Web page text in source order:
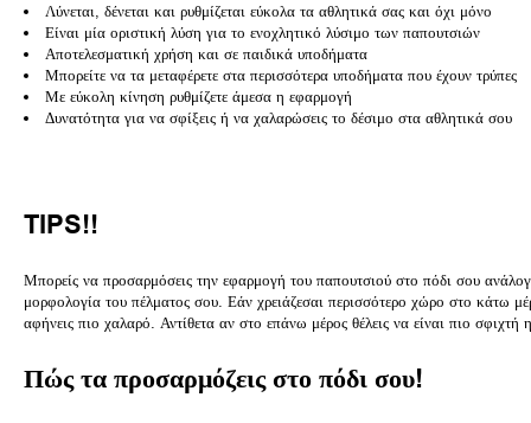
Λύνεται, δένεται και ρυθμίζεται εύκολα τα αθλητικά σας και όχι μόνο
Είναι μία οριστική λύση για το ενοχλητικό λύσιμο των παπουτσιών
Αποτελεσματική χρήση και σε παιδικά υποδήματα
Μπορείτε να τα μεταφέρετε στα περισσότερα υποδήματα που έχουν τρύπες
Με εύκολη κίνηση ρυθμίζετε άμεσα η εφαρμογή
Δυνατότητα για να σφίξεις ή να χαλαρώσεις το δέσιμο στα αθλητικά σου
TIPS!!
Μπορείς να προσαρμόσεις την εφαρμογή του παπουτσιού στο πόδι σου
μορφολογία του πέλματος σου. Εάν χρειάζεσαι περισσότερο χώρο στο κάτω
αφήνεις πιο χαλαρό. Αντίθετα αν στο επάνω μέρος θέλεις να είναι πιο
Πώς τα προσαρμόζεις στο πόδι σου!